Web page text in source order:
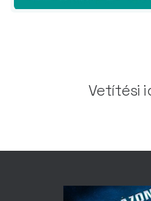
Vetítési